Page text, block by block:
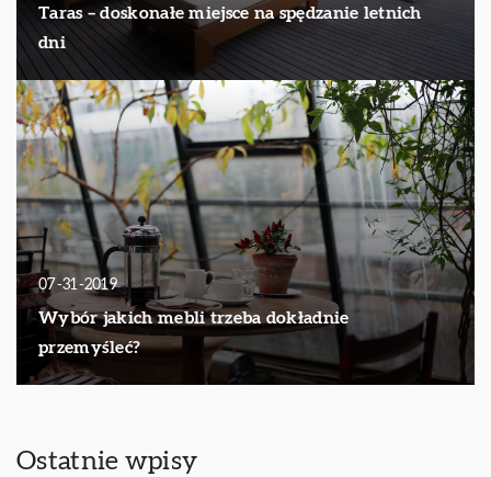
Taras – doskonałe miejsce na spędzanie letnich
dni
07-31-2019
Wybór jakich mebli trzeba dokładnie
przemyśleć?
Ostatnie wpisy